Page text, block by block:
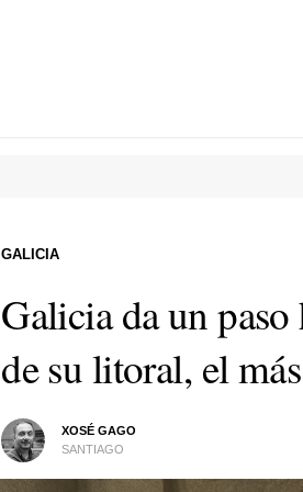
Galicia da un
de su litoral, el
XOSÉ GAGO
SANTIAGO
GALICIA